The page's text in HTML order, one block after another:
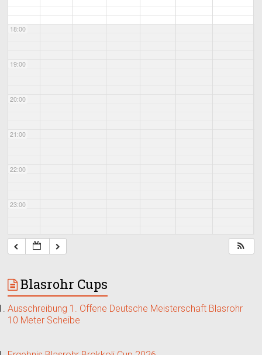
18:00
19:00
20:00
21:00
22:00
23:00
Blasrohr Cups
Ausschreibung 1. Offene Deutsche Meisterschaft Blasrohr
10 Meter Scheibe